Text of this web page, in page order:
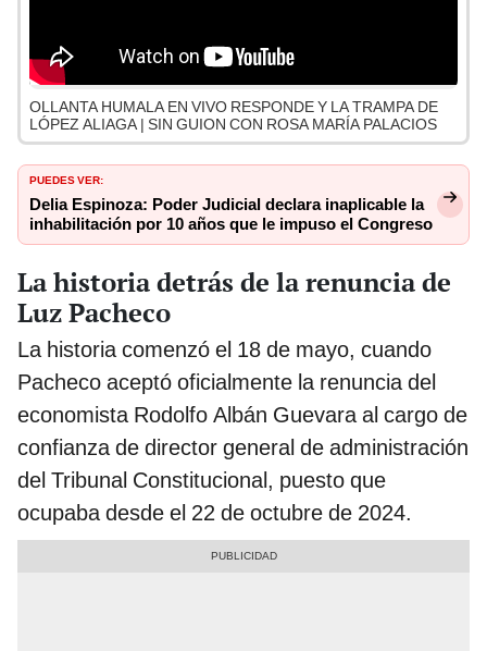
OLLANTA HUMALA EN VIVO RESPONDE Y LA TRAMPA DE
LÓPEZ ALIAGA | SIN GUION CON ROSA MARÍA PALACIOS
PUEDES VER:
Delia Espinoza: Poder Judicial declara inaplicable la
inhabilitación por 10 años que le impuso el Congreso
La historia detrás de la renuncia de
Luz Pacheco
La historia comenzó el 18 de mayo, cuando
Pacheco aceptó oficialmente la renuncia del
economista Rodolfo Albán Guevara al cargo de
confianza de director general de administración
del Tribunal Constitucional, puesto que
ocupaba desde el 22 de octubre de 2024.